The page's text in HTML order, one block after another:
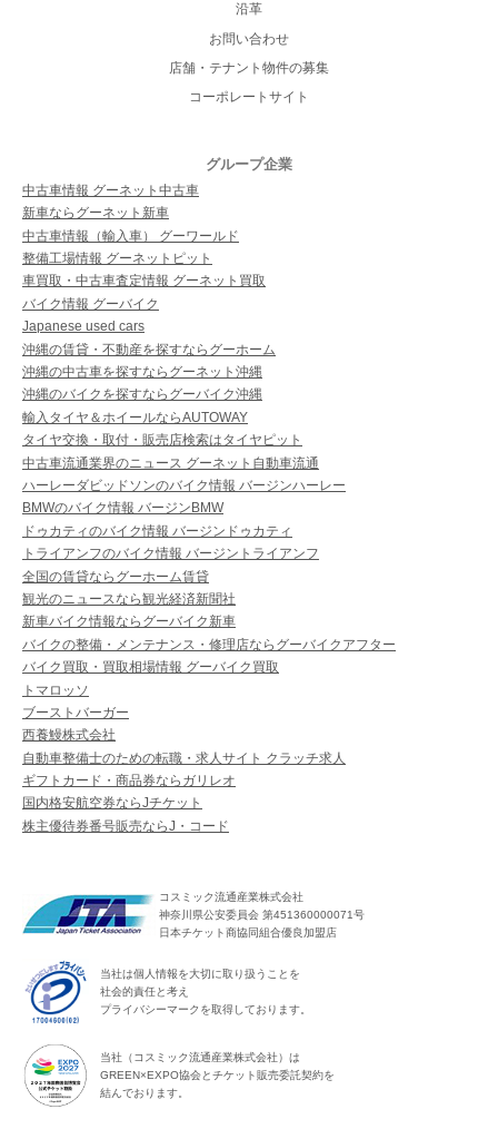
沿革
お問い合わせ
店舗・テナント物件の募集
コーポレートサイト
グループ企業
中古車情報 グーネット中古車
新車ならグーネット新車
中古車情報（輸入車） グーワールド
整備工場情報 グーネットピット
車買取・中古車査定情報 グーネット買取
バイク情報 グーバイク
Japanese used cars
沖縄の賃貸・不動産を探すならグーホーム
沖縄の中古車を探すならグーネット沖縄
沖縄のバイクを探すならグーバイク沖縄
輸入タイヤ＆ホイールならAUTOWAY
タイヤ交換・取付・販売店検索はタイヤピット
中古車流通業界のニュース グーネット自動車流通
ハーレーダビッドソンのバイク情報 バージンハーレー
BMWのバイク情報 バージンBMW
ドゥカティのバイク情報 バージンドゥカティ
トライアンフのバイク情報 バージントライアンフ
全国の賃貸ならグーホーム賃貸
観光のニュースなら観光経済新聞社
新車バイク情報ならグーバイク新車
バイクの整備・メンテナンス・修理店ならグーバイクアフター
バイク買取・買取相場情報 グーバイク買取
トマロッソ
ブーストバーガー
西養鰻株式会社
自動車整備士のための転職・求人サイト クラッチ求人
ギフトカード・商品券ならガリレオ
国内格安航空券ならJチケット
株主優待券番号販売ならJ・コード
コスミック流通産業株式会社
神奈川県公安委員会 第451360000071号
日本チケット商協同組合優良加盟店
当社は個人情報を大切に取り扱うことを
社会的責任と考え
プライバシーマークを取得しております。
当社（コスミック流通産業株式会社）は
GREEN×EXPO協会とチケット販売委託契約を
結んでおります。